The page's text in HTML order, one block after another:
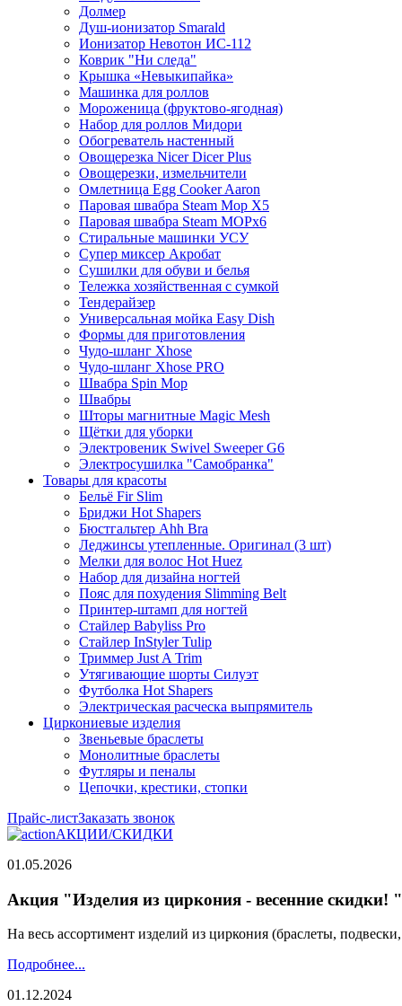
Долмер
Душ-ионизатор Smarald
Ионизатор Невотон ИС-112
Коврик "Ни следа"
Крышка «Невыкипайка»
Машинка для роллов
Мороженица (фруктово-ягодная)
Набор для роллов Мидори
Обогреватель настенный
Овощерезка Nicer Dicer Plus
Овощерезки, измельчители
Омлетница Egg Сooker Aaron
Паровая швабра Steam Mop X5
Паровая швабра Steam MOPх6
Стиральные машинки УСУ
Супер миксер Акробат
Сушилки для обуви и белья
Тележка хозяйственная с сумкой
Тендерайзер
Универсальная мойка Easy Dish
Формы для приготовления
Чудо-шланг Xhose
Чудо-шланг Xhose PRO
Швабра Spin Mop
Швабры
Шторы магнитные Magic Mesh
Щётки для уборки
Электровеник Swivel Sweeper G6
Электросушилка "Самобранка"
Товары для красоты
Бельё Fir Slim
Бриджи Hot Shapers
Бюстгальтер Ahh Bra
Леджинсы утепленные. Оригинал (3 шт)
Мелки для волос Hot Huez
Набор для дизайна ногтей
Пояс для похудения Slimming Belt
Принтер-штамп для ногтей
Стайлер Babyliss Pro
Стайлер InStyler Tulip
Триммер Just A Trim
Утягивающие шорты Силуэт
Футболка Hot Shapers
Электрическая расческа выпрямитель
Циркониевые изделия
Звеньевые браслеты
Монолитные браслеты
Футляры и пеналы
Цепочки, крестики, стопки
Прайс-листЗаказать звонок
АКЦИИ/СКИДКИ
01.05.2026
Акция "Изделия из циркония - весенние скидки! "
На весь ассортимент изделий из циркония (браслеты,
Подробнее...
01.12.2024